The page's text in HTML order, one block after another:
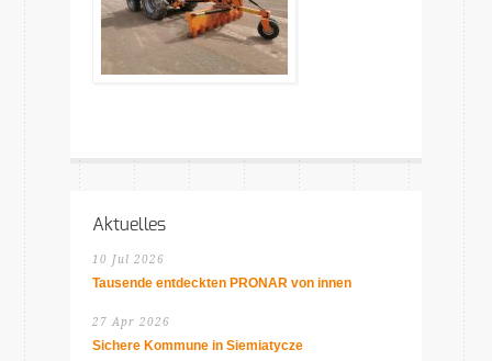
Aktuelles
10 Jul 2026
Tausende entdeckten PRONAR von innen
27 Apr 2026
Sichere Kommune in Siemiatycze